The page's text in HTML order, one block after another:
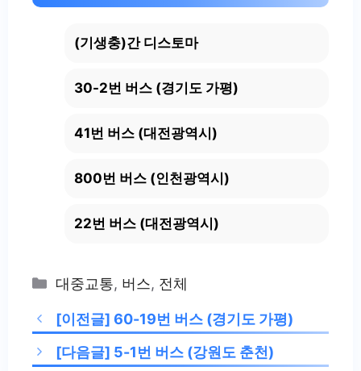
(기생충)간 디스토마
30-2번 버스 (경기도 가평)
41번 버스 (대전광역시)
800번 버스 (인천광역시)
22번 버스 (대전광역시)
Categories
대중교통, 버스, 전체
[이전글] 60-19번 버스 (경기도 가평)
[다음글] 5-1번 버스 (강원도 춘천)